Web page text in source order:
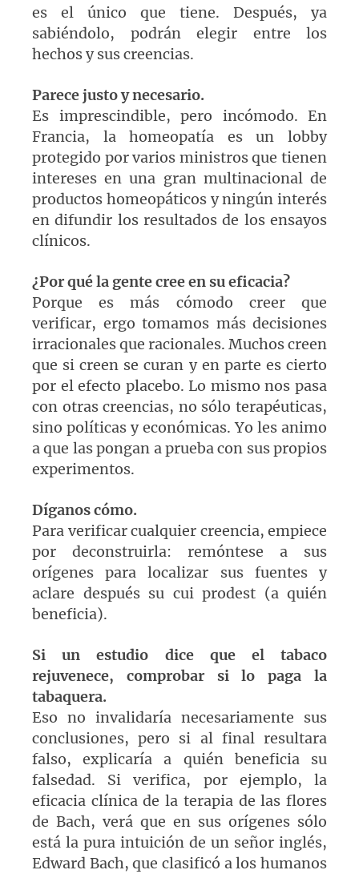
es el único que tiene. Después, ya
sabiéndolo, podrán elegir entre los
hechos y sus creencias.
Parece justo y necesario.
Es imprescindible, pero incómodo. En
Francia, la homeopatía es un lobby
protegido por varios ministros que tienen
intereses en una gran multinacional de
productos homeopáticos y ningún interés
en difundir los resultados de los ensayos
clínicos.
¿Por qué la gente cree en su eficacia?
Porque es más cómodo creer que
verificar, ergo tomamos más decisiones
irracionales que racionales. Muchos creen
que si creen se curan y en parte es cierto
por el efecto placebo. Lo mismo nos pasa
con otras creencias, no sólo terapéuticas,
sino políticas y económicas. Yo les animo
a que las pongan a prueba con sus propios
experimentos.
Díganos cómo.
Para verificar cualquier creencia, empiece
por deconstruirla: remóntese a sus
orígenes para localizar sus fuentes y
aclare después su cui prodest (a quién
beneficia).
Si un estudio dice que el tabaco
rejuvenece, comprobar si lo paga la
tabaquera.
Eso no invalidaría necesariamente sus
conclusiones, pero si al final resultara
falso, explicaría a quién beneficia su
falsedad. Si verifica, por ejemplo, la
eficacia clínica de la terapia de las flores
de Bach, verá que en sus orígenes sólo
está la pura intuición de un señor inglés,
Edward Bach, que clasificó a los humanos